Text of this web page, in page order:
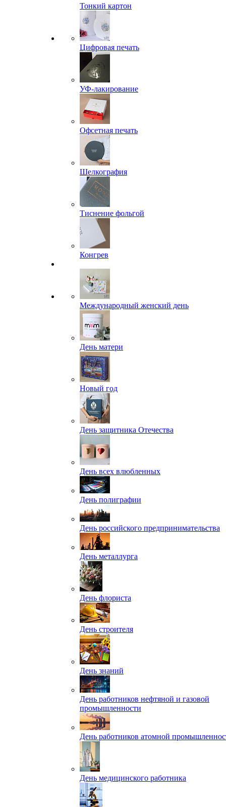
Тонкий картон
Цифровая печать
УФ-лакирование
Офсетная печать
Шелкография
Тиснение фольгой
Конгрев
Международный женский день
День матери
Новый год
День защитника Отечества
День всех влюбленных
День полиграфии
День российского предпринимательства
День металлурга
День флориста
День строителя
День знаний
День работников нефтяной и газовой
промышленности
День работников атомной
День медицинского работника